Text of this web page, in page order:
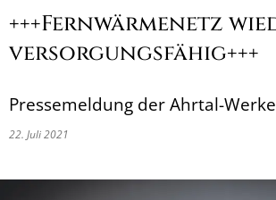
+++Fernwärmenetz
versorgungsfähig+++
Pressemeldung der Ahrtal-Werke
22. Juli 2021